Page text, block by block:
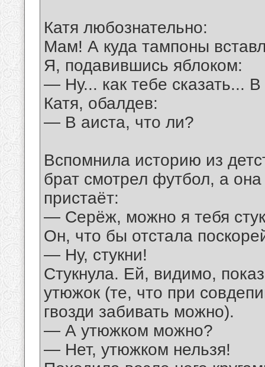
Катя любознательно:
Мам! А куда тампоны
Я, подавившись яблоком:
— Ну... как тебе сказать...
Катя, обалдев:
— В аиста, что ли?
Вспомнила историю из
брат смотрел футбол, а
пристаёт:
— Серёж, можно я тебя
Он, что бы отстала
— Ну, стукни!
Стукнула. Ей, видимо,
утюжок (те, что при
гвозди забивать можно).
— А утюжком можно?
— Нет, утюжком нельзя!